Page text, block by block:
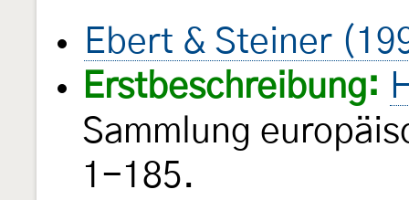
Ebert & Steiner
Erstbeschreibung:
Sammlung
1-185.